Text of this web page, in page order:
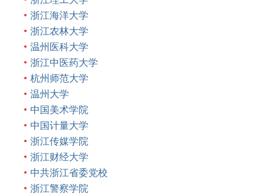
浙江海洋大学
浙江农林大学
温州医科大学
浙江中医药大学
杭州师范大学
温州大学
中国美术学院
中国计量大学
浙江传媒学院
浙江财经大学
中共浙江省委党校
浙江警察学院